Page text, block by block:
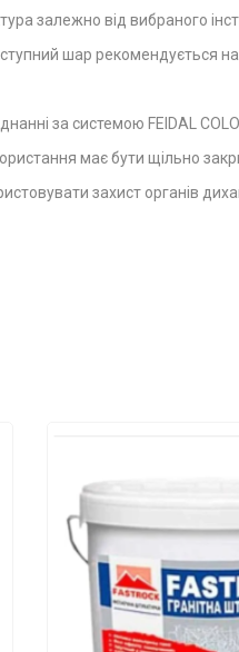
залежно від вибраного
шар рекомендується
за системою FEIDAL
має бути щільно
захист органів